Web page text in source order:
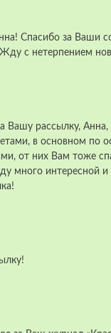
Спасибо за Ваши
с нетерпением
рассылку, Анна,
в основном по
от них Вам тоже
много интересной